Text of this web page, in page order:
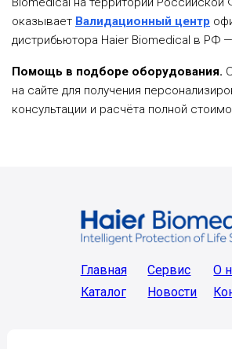
оказывает Валидационный центр
дистрибьютора Haier Biomedical в РФ
Помощь в подборе оборудования.
на сайте для получения
консультации и расчёта полной